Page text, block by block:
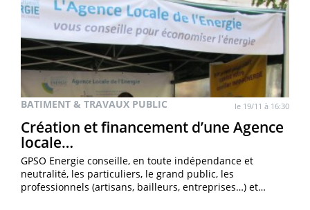
BATIMENT & TRAVAUX PUBLIC le 19/11 à 16:30
Création et financement d’une Agence
locale…
GPSO Energie conseille, en toute indépendance et
neutralité, les particuliers, le grand public, les
professionnels (artisans, bailleurs, entreprises…) et…